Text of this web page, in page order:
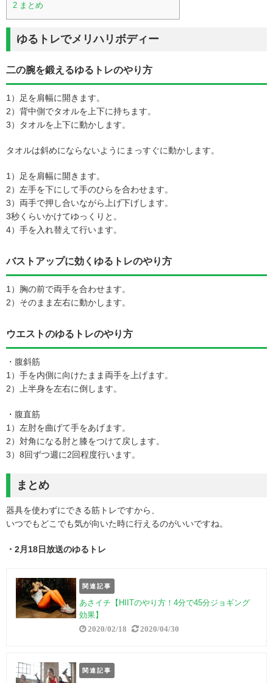
2 まとめ
ゆるトレでメリハリボディー
二の腕を鍛えるゆるトレのやり方
1）足を肩幅に開きます。
2）背中側でタオルを上下に持ちます。
3）タオルを上下に動かします。
タオルは斜めにならないようにまっすぐに動かします。
1）足を肩幅に開きます。
2）左手を下にして手のひらを合わせます。
3）両手で押し合いながら上げ下げします。
3秒くらいかけてゆっくりと。
4）手を入れ替えて行います。
バストアップに効くゆるトレのやり方
1）胸の前で両手を合わせます。
2）そのまま左右に動かします。
ウエストのゆるトレのやり方
・腹斜筋
1）手を内側に向けたまま両手を上げます。
2）上半身を左右に倒します。
・腹直筋
1）左肘を曲げて手をあげます。
2）対角になる肘と膝をつけて戻します。
3）8回ずつ週に2回程度行います。
まとめ
器具を使わずにできる筋トレですから、
いつでもどこでも気が向いた時に行えるのがいいですね。
・2月18日放送のゆるトレ
関連記事
あさイチ【HIITのやり方！4分で45分ジョギング
効果】
2020/02/18 2020/04/30
関連記事